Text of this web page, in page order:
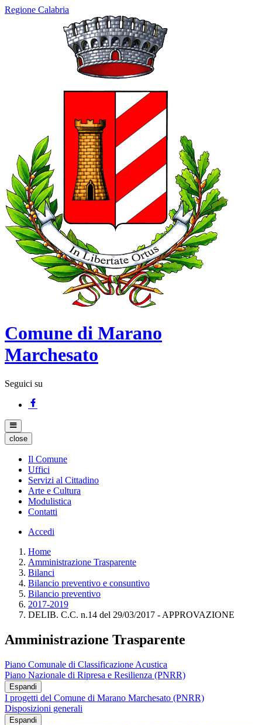
Regione Calabria
Comune di Marano
Marchesato
Seguici su
close
Il Comune
Uffici
Servizi al Cittadino
Arte e Cultura
Modulistica
Contatti
Accedi
Home
Amministrazione Trasparente
Bilanci
Bilancio preventivo e consuntivo
Bilancio preventivo
2017-2019
DELIB. C.C. n.14 del 29/03/2017 - APPROVAZIONE
Amministrazione Trasparente
Piano Comunale di Classificazione Acustica
Piano Nazionale di Ripresa e Resilienza (PNRR)
Espandi
I progetti del Comune di Marano Marchesato (PNRR)
Disposizioni generali
Espandi